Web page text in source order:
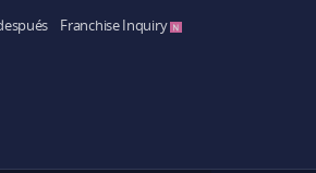
Franchise Inquiry